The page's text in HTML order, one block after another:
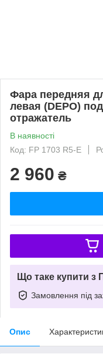
Фара передняя
левая (DEPO)
отражатель
В наявності
Код: FP 1703 R5-E
2 960 ₴
Що таке купити з
Замовлення під
Опис